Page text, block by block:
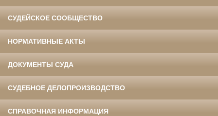
СУДЕЙСКОЕ СООБЩЕСТВО
НОРМАТИВНЫЕ АКТЫ
ДОКУМЕНТЫ СУДА
СУДЕБНОЕ ДЕЛОПРОИЗВОДСТВО
СПРАВОЧНАЯ ИНФОРМАЦИЯ